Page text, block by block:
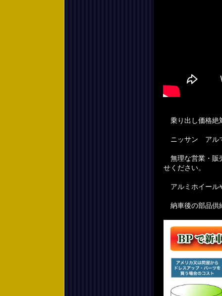
乗り出し価格絶
ニッサン アル
無理な営業・販
せください。
アルミホイール
納車後の部品供